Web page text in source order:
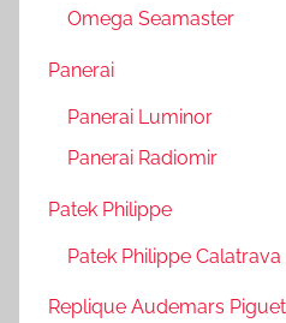
Omega Seamaster
Panerai
Panerai Luminor
Panerai Radiomir
Patek Philippe
Patek Philippe Calatrava
Replique Audemars